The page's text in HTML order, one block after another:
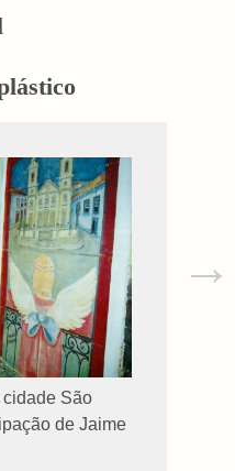
cidade São
de Jaime
→